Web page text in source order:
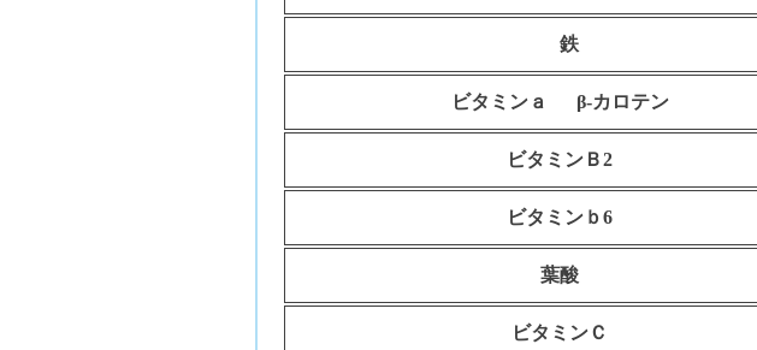
鉄
ビタミンａ β-カロテン
ビタミンＢ2
ビタミンｂ6
葉酸
ビタミンＣ